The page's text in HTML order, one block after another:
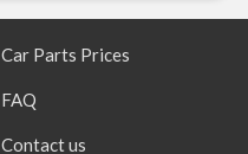
Car Parts Prices
FAQ
Contact us